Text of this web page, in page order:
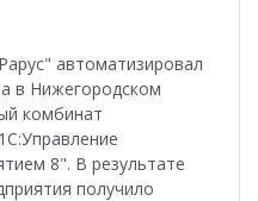
автоматизировал
в Нижегородском
комбинат
8". В результате
получило